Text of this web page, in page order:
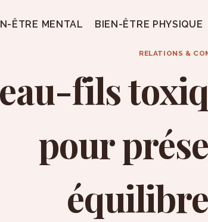
ÊTRE MENTAL BIEN-ÊTRE PHYSIQUE
RELATIONS &
fils
pour